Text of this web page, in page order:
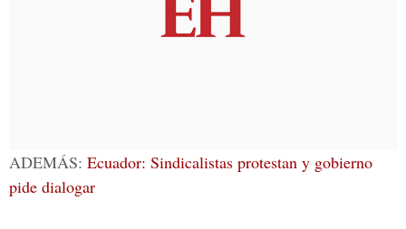
ADEMÁS: Ecuador: Sindicalistas protestan y gobierno
pide dialogar